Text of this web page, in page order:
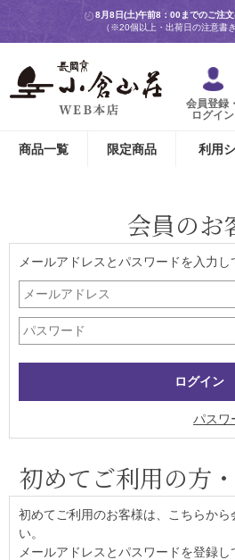
8月8日(土)午前8：00までのご注
（※20個以上・出荷日の注意書
会員登録・
ログイン
商品一覧 限定商品 利用
会員のお
メールアドレスとパスワードを入力し
パスワ
初めてご利用の方
初めてご利用のお客様は、こちらから
い。
メールアドレスとパスワードを登録